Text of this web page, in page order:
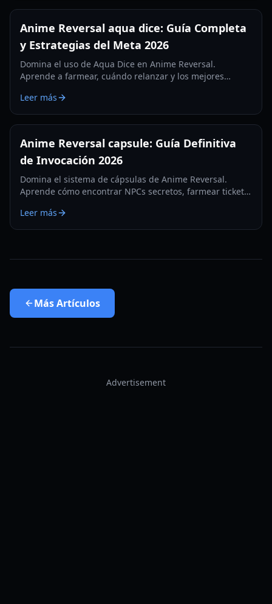
Anime Reversal aqua dice: Guía Completa
y Estrategias del Meta 2026
Domina el uso de Aqua Dice en Anime Reversal.
Aprende a farmear, cuándo relanzar y los mejores
2026.
Leer más
Anime Reversal capsule: Guía Definitiva
de Invocación 2026
Domina el sistema de cápsulas de Anime Reversal.
Aprende cómo encontrar NPCs secretos, farmear tickets
de 2026.
Leer más
MásArtículos
Advertisement